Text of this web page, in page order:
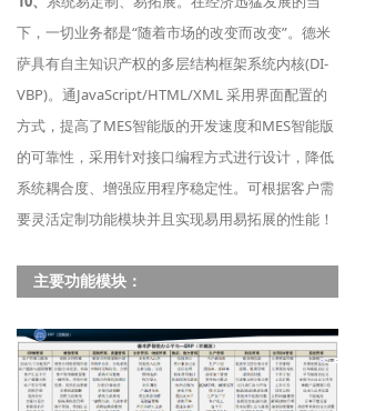
下，一切业务都是“随着市场的改变而改变”。德米
萨具有自主知识产权的多层结构框架系统内核(DI-
VBP)。通JavaScript/HTML/XML 采用界面配置的
方式，提高了MES智能版的开发速度和MES智能版
的可靠性，采用针对接口编程方式进行设计，降低
系统耦合度、增强应用程序稳定性。可根据客户需
要灵活定制功能模块并且实现易用易拓展的性能！
主要功能模块：